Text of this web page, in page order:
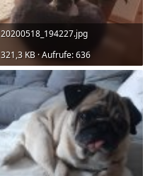
20200518_194227.jpg
321,3 KB · Aufrufe: 636